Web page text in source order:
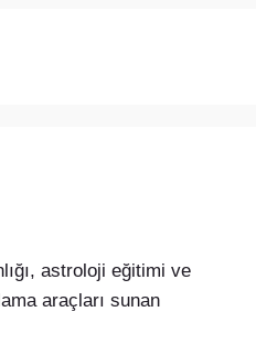
astroloji eğitimi ve
araçları sunan